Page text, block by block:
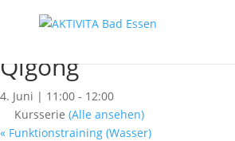
« Alle Kurse
Qigong
4. Juni | 11:00 - 12:00
Kursserie (Alle ansehen)
« Funktionstraining (Wasser)